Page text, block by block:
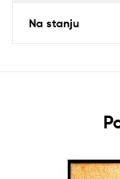
Na stanju